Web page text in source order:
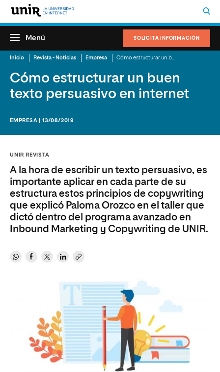
SOLICITA INFORMACIÓN
Menú
Inicio Revista - Noticias Empresa
Cómo estructurar un buen
texto persuasivo en internet
EMPRESA | 13/08/2019
UNIR REVISTA
A la hora de escribir un texto persuasivo, es
importante aplicar en cada parte de su
estructura estos principios de copywriting
que explicó Paloma Orozco en el taller que
dictó dentro del programa avanzado en
Inbound Marketing y Copywriting de UNIR.